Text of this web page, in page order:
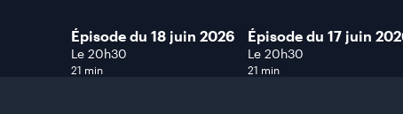
Épisode du 18 juin 2026
Le 20h30
21 min
Épisode du 17 juin
Le 20h30
21 min